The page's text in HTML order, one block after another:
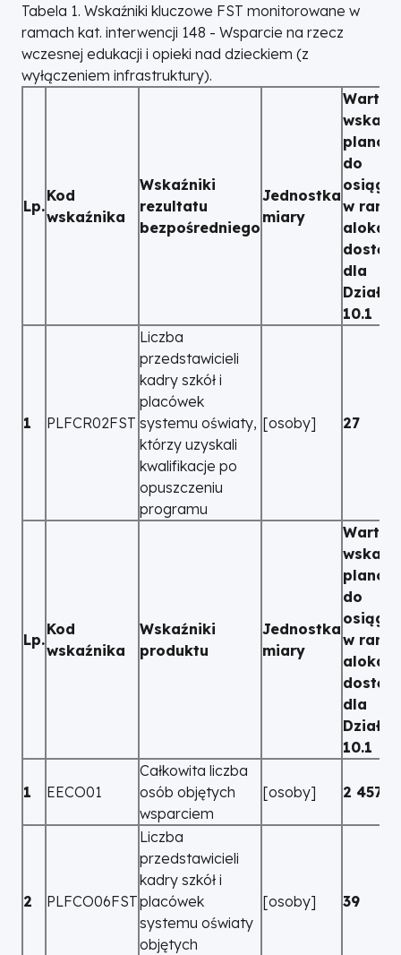
Tabela 1. Wskaźniki kluczowe FST monitorowane w
ramach kat. interwencji 148 - Wsparcie na rzecz
wczesnej edukacji i opieki nad dzieckiem (z
wyłączeniem infrastruktury).
Lp.
Kod
wskaźnika
Wskaźniki
rezultatu
bezpośredniego
Jednostka
miary
do
w
dla
10.1
1 PLFCR02FST
Liczba
przedstawicieli
kadry szkół i
placówek
systemu oświaty,
którzy uzyskali
kwalifikacje po
opuszczeniu
programu
[osoby] 27
Lp.
Kod
wskaźnika
Wskaźniki
produktu
Jednostka
miary
do
w
dla
10.1
1 EECO01
Całkowita liczba
osób objętych
wsparciem
[osoby] 2 457
2 PLFCO06FST
Liczba
przedstawicieli
kadry szkół i
placówek
systemu oświaty
objętych
[osoby] 39